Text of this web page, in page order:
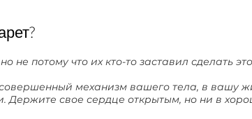
не потому что их кто-то заставил сделать
механизм вашего тела, в вашу
Держите свое сердце открытым, но ни в